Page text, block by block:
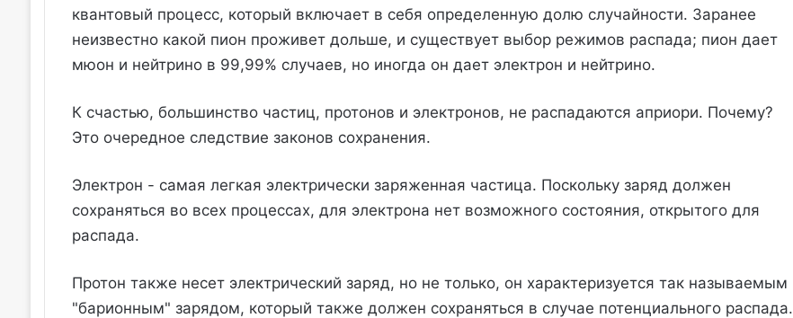
квантовый процесс, который включает в себя определенную долю случайности. Заранее
неизвестно какой пион проживет дольше, и существует выбор режимов распада; пион дает
мюон и нейтрино в 99,99% случаев, но иногда он дает электрон и нейтрино.
К счастью, большинство частиц, протонов и электронов, не распадаются априори. Почему?
Это очередное следствие законов сохранения.
Электрон - самая легкая электрически заряженная частица. Поскольку заряд должен
сохраняться во всех процессах, для электрона нет возможного состояния, открытого для
распада.
Протон также несет электрический заряд, но не только, он характеризуется так называемым
"барионным" зарядом, который также должен сохраняться в случае потенциального распада.